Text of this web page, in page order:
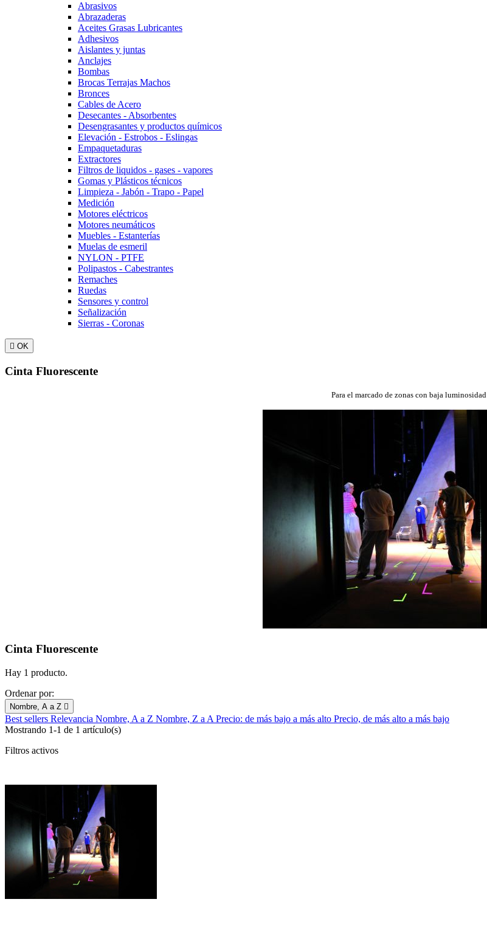
Abrasivos
Abrazaderas
Aceites Grasas Lubricantes
Adhesivos
Aislantes y juntas
Anclajes
Bombas
Brocas Terrajas Machos
Bronces
Cables de Acero
Desecantes - Absorbentes
Desengrasantes y productos químicos
Elevación - Estrobos - Eslingas
Empaquetaduras
Extractores
Filtros de liquidos - gases - vapores
Gomas y Plásticos técnicos
Limpieza - Jabón - Trapo - Papel
Medición
Motores eléctricos
Motores neumáticos
Muebles - Estanterías
Muelas de esmeril
NYLON - PTFE
Polipastos - Cabestrantes
Remaches
Ruedas
Sensores y control
Señalización
Sierras - Coronas
 OK
Cinta Fluorescente
Para el marcado de zonas con baja luminosidad
Cinta Fluorescente
Hay 1 producto.
Ordenar por:
Nombre, A a Z 
Best sellers Relevancia Nombre, A a Z Nombre, Z a A Precio: de más bajo a más alto Precio, de más alto a más bajo
Mostrando 1-1 de 1 artículo(s)
Filtros activos